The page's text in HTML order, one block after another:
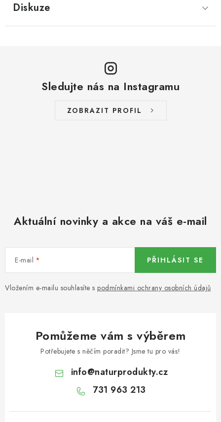
LYOFILIZOVANÉ OVOCE / JAHODY
OŘECHY PRAŽENÉ, SOLENÉ A DOCHUCENÉ /
PISTÁCIE PRAŽENÉ SOLENÉ
DÁRKOVÉ POUKAZY
OŘECHY NATURAL / MANDLE
OŘECHY NATURAL / KEŠU OŘECHY / KEŠU OŘECHY
CELÉ NATURAL
OŘECHY NATURAL / PODZEMNICE (ARAŠÍDY) /
PODZEMNICE OLEJNÁ BLANŠÍROVANÁ
Diskuze
Sledujte nás na Instagramu
ZOBRAZIT PROFIL
Aktuální novinky a akce na váš e-mail
E-mail
Vložením e-mailu souhlasíte s podmínkami ochrany osobních údajů
PŘIHLÁSIT SE
Pomůžeme vám s výběrem
Potřebujete s něčím poradit? Jsme tu pro vás!
info@naturprodukty.cz
731 963 213